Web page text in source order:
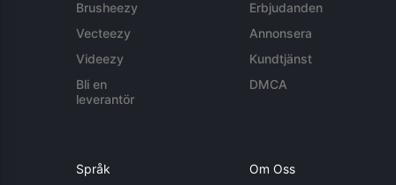
Brusheezy
Vecteezy
Videezy
Bli en
leverantör
Erbjudanden
Annonsera
Kundtjänst
DMCA
Språk Om Oss